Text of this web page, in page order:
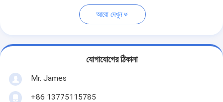
আরো দেখুন
যোগাযোগের ঠিকানা
Mr. James
+86 13775115785